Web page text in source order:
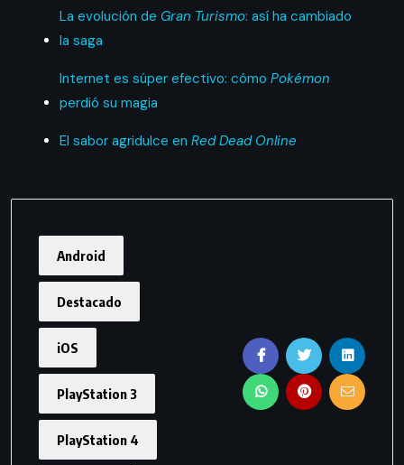
La evolución de Gran Turismo: así ha cambiado
la saga
Internet es súper efectivo: cómo Pokémon
perdió su magia
El sabor agridulce en Red Dead Online
Android
Destacado
iOS
PlayStation 3
PlayStation 4